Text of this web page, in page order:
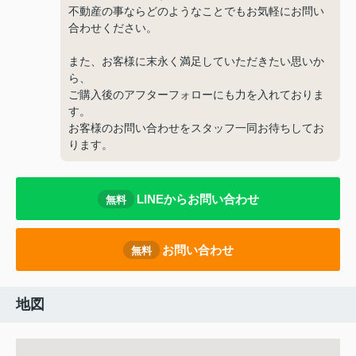
不動産の事ならどのようなことでもお気軽にお問い
合わせください。
また、お客様に末永く満足していただきたい思いか
ら、
ご購入後のアフターフォローにも力を入れておりま
す。
お客様のお問い合わせをスタッフ一同お待ちしてお
ります。
無料 LINEからお問い合わせ
無料 お問い合わせ
地図